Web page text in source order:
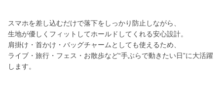
スマホを差し込むだけで落下をしっかり防止しながら、
生地が優しくフィットしてホールドしてくれる安心設計。
肩掛け・首かけ・バッグチャームとしても使えるため、
ライブ・旅行・フェス・お散歩など“手ぶらで動きたい日”に大活躍
します。